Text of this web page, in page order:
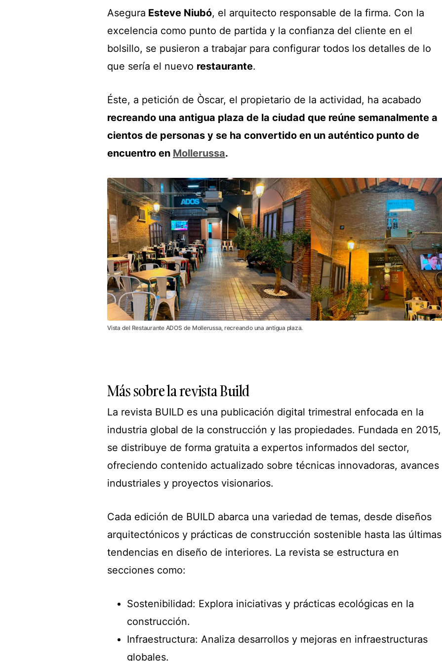
Asegura Esteve Niubó, el arquitecto responsable de la firma. Con la
excelencia como punto de partida y la confianza del cliente en el
bolsillo, se pusieron a trabajar para configurar todos los detalles de lo
que sería el nuevo restaurante.
Éste, a petición de Òscar, el propietario de la actividad, ha acabado
recreando una antigua plaza de la ciudad que reúne semanalmente a
cientos de personas y se ha convertido en un auténtico punto de
encuentro en Mollerussa.
Vista del Restaurante ADOS de Mollerussa, recreando una antigua plaza.
Más sobre la revista Build
La revista BUILD es una publicación digital trimestral enfocada en la
industria global de la construcción y las propiedades. Fundada en 2015,
se distribuye de forma gratuita a expertos informados del sector,
ofreciendo contenido actualizado sobre técnicas innovadoras, avances
industriales y proyectos visionarios.
Cada edición de BUILD abarca una variedad de temas, desde diseños
arquitectónicos y prácticas de construcción sostenible hasta las últimas
tendencias en diseño de interiores. La revista se estructura en
secciones como:
Sostenibilidad: Explora iniciativas y prácticas ecológicas en la
construcción.
Infraestructura: Analiza desarrollos y mejoras en infraestructuras
globales.